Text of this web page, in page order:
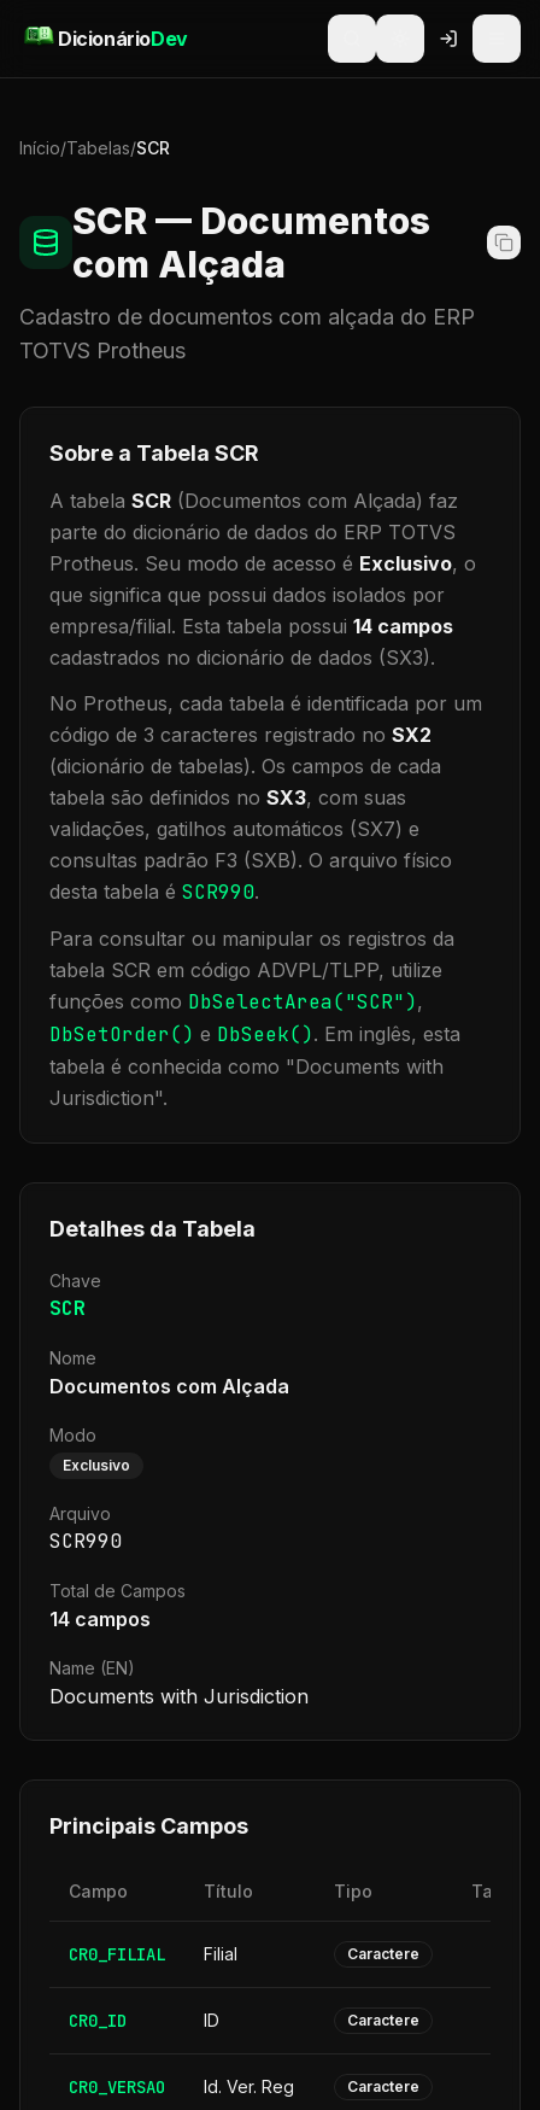
DicionárioDev
Início/Tabelas/SCR
SCR — Documentos
com Alçada
Cadastro de documentos com alçada do ERP
TOTVS Protheus
Sobre a Tabela SCR
A tabela SCR (Documentos com Alçada) faz
parte do dicionário de dados do ERP TOTVS
Protheus. Seu modo de acesso é Exclusivo, o
que significa que possui dados isolados por
empresa/filial. Esta tabela possui 14 campos
cadastrados no dicionário de dados (SX3).
No Protheus, cada tabela é identificada por um
código de 3 caracteres registrado no SX2
(dicionário de tabelas). Os campos de cada
tabela são definidos no SX3, com suas
validações, gatilhos automáticos (SX7) e
consultas padrão F3 (SXB). O arquivo físico
desta tabela é SCR990.
Para consultar ou manipular os registros da
tabela SCR em código ADVPL/TLPP, utilize
funções como DbSelectArea("SCR"),
DbSetOrder() e DbSeek(). Em inglês, esta
tabela é conhecida como "Documents with
Jurisdiction".
Detalhes da Tabela
Chave
SCR
Nome
Documentos com Alçada
Modo
Exclusivo
Arquivo
SCR990
Total de Campos
14 campos
Name (EN)
Documents with Jurisdiction
Principais Campos
Campo Título Tipo
CR0_FILIAL Filial Caractere
CR0_ID ID Caractere
CR0_VERSAO Id. Ver. Reg Caractere